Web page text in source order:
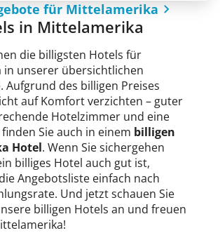
für Mittelamerika
in Mittelamerika
die billigsten Hotels für
in unserer übersichtlichen
Aufgrund des billigen Preises
auf Komfort verzichten – guter
Hotelzimmer und eine
Sie auch in einem billigen
Hotel. Wenn Sie sichergehen
billiges Hotel auch gut ist,
Angebotsliste einfach nach
Und jetzt schauen Sie
billigen Hotels an und freuen